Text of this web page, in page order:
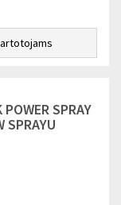
SPRAY
SPRAYU